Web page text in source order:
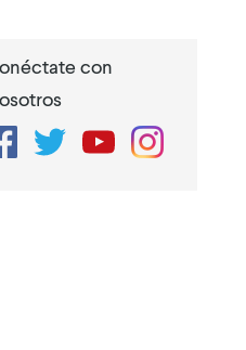
con
FacebookTwitterYouTubeInstagram